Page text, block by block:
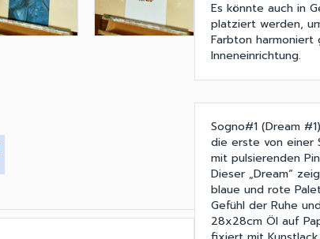
Es könnte auch in
platziert werden,
Farbton harmoniert
Inneneinrichtung.
Sogno#1 (Dream
die erste von einer
mit pulsierenden
Dieser „Dream“
blaue und rote
Gefühl der Ruhe
28x28cm Öl auf